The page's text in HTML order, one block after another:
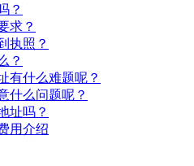
？
求？
执照？
？
有什么难题呢？
什么问题呢？
址吗？
用介绍